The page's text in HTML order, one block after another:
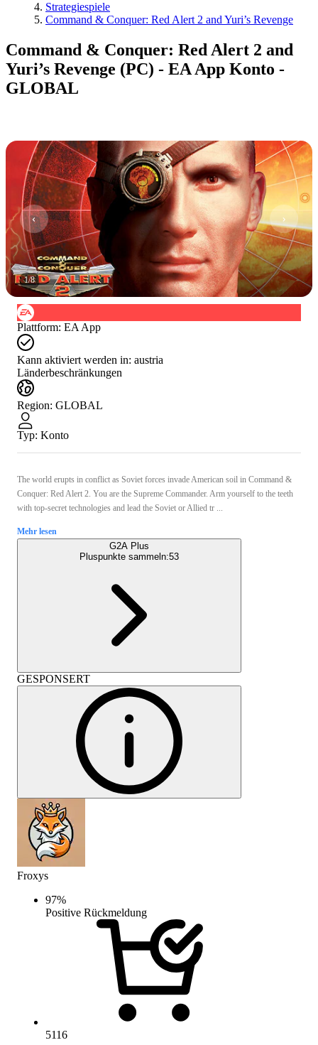
Strategiespiele
Command & Conquer: Red Alert 2 and Yuri’s Revenge
Command & Conquer: Red Alert 2 and
Yuri’s Revenge (PC) - EA App Konto -
GLOBAL
1/8
Plattform: EA App
Kann aktiviert werden in: austria
Länderbeschränkungen
Region: GLOBAL
Typ: Konto
The world erupts in conflict as Soviet forces invade American soil in Command &
Conquer: Red Alert 2. You are the Supreme Commander. Arm yourself to the teeth
with top-secret technologies and lead the Soviet or Allied tr ...
Mehr lesen
G2A Plus
Pluspunkte sammeln:53
GESPONSERT
Froxys
97%
Positive Rückmeldung
5116